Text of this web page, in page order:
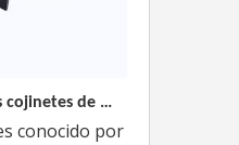
conocido por sus